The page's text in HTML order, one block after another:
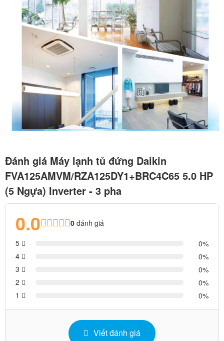
Đánh giá Máy lạnh tủ đứng Daikin
FVA125AMVM/RZA125DY1+BRC4C65 5.0 HP
(5 Ngựa) Inverter - 3 pha
0.0 0 đánh giá
5
0
4
0
3
0
2
0
1
0
Viết đánh giá